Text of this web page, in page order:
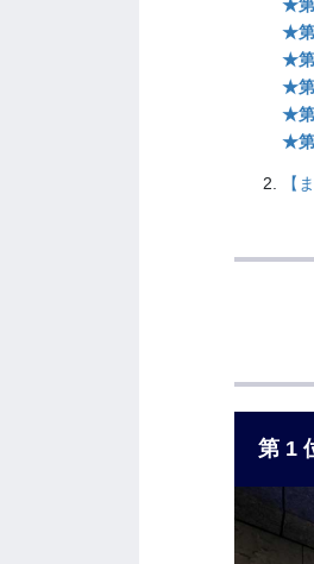
★第
★第
★第
★第
★
★第
【
第 1